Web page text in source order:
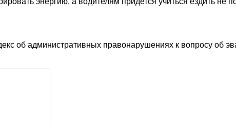
об административных правонарушениях к вопросу об